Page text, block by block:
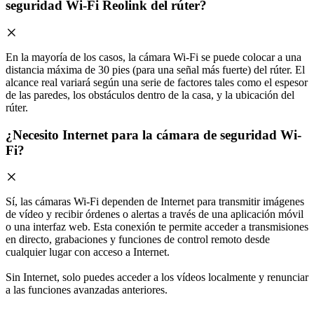
seguridad Wi-Fi Reolink del rúter?
En la mayoría de los casos, la cámara Wi-Fi se puede colocar a una
distancia máxima de 30 pies (para una señal más fuerte) del rúter. El
alcance real variará según una serie de factores tales como el espesor
de las paredes, los obstáculos dentro de la casa, y la ubicación del
rúter.
¿Necesito Internet para la cámara de seguridad Wi-
Fi?
Sí, las cámaras Wi-Fi dependen de Internet para transmitir imágenes
de vídeo y recibir órdenes o alertas a través de una aplicación móvil
o una interfaz web. Esta conexión te permite acceder a transmisiones
en directo, grabaciones y funciones de control remoto desde
cualquier lugar con acceso a Internet.
Sin Internet, solo puedes acceder a los vídeos localmente y renunciar
a las funciones avanzadas anteriores.